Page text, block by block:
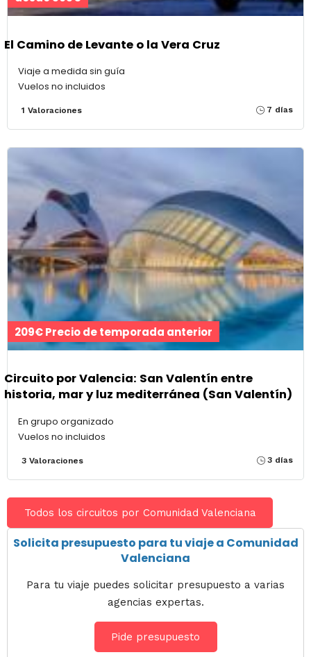
El Camino de Levante o la Vera Cruz
Viaje a medida sin guía
Vuelos no incluidos
1 Valoraciones 7 días
209€ Precio de temporada anterior
Circuito por Valencia: San Valentín entre
historia, mar y luz mediterránea (San Valentín)
En grupo organizado
Vuelos no incluidos
3 Valoraciones 3 días
Todos los circuitos por Comunidad Valenciana
Solicita presupuesto para tu viaje a Comunidad
Valenciana
Para tu viaje puedes solicitar presupuesto a varias
agencias expertas.
Pide presupuesto